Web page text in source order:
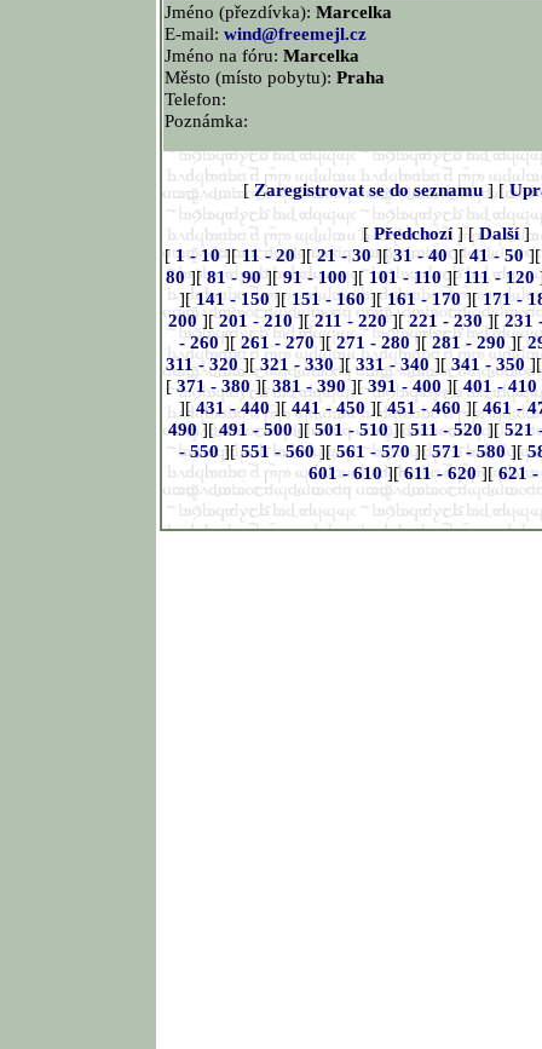
Jméno (přezdívka): Marcelka
E-mail: wind@freemejl.cz
Jméno na fóru: Marcelka
Město (místo pobytu): Praha
Telefon:
Poznámka:
[Zaregistrovat se do seznamu] [
[ Předchozí] [Další]
[1 - 10][11 - 20][21 - 30][31 - 40][41 - 50
80][81 - 90][91 - 100][101 - 110][111 - 120
][141 - 150][151 - 160][161 - 170][171 -
200][201 - 210][211 - 220][221 - 230][231
- 260][261 - 270][271 - 280][281 - 290][
311 - 320][321 - 330][331 - 340][341 - 350
[371 - 380][381 - 390][391 - 400][401 - 410
][431 - 440][441 - 450][451 - 460][461 -
490][491 - 500][501 - 510][511 - 520][521
- 550][551 - 560][561 - 570][571 - 580][
601 - 610][611 - 620][621